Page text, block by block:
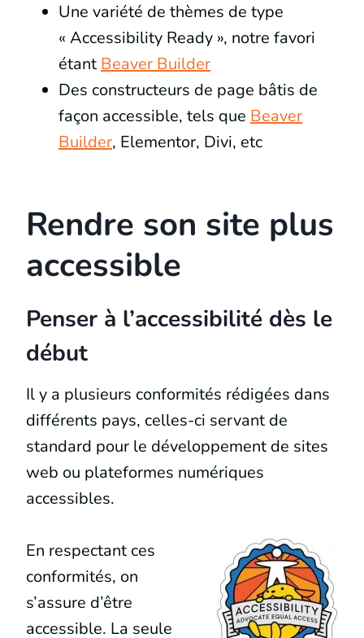
Une variété de thèmes de type
« Accessibility Ready », notre favori
étant Beaver Builder
Des constructeurs de page bâtis de
façon accessible, tels que Beaver
Builder, Elementor, Divi, etc
Rendre son site plus
accessible
Penser à l’accessibilité dès le
début
Il y a plusieurs conformités rédigées dans
différents pays, celles-ci servant de
standard pour le développement de sites
web ou plateformes numériques
accessibles.
En respectant ces
conformités, on
s’assure d’être
accessible. La seule